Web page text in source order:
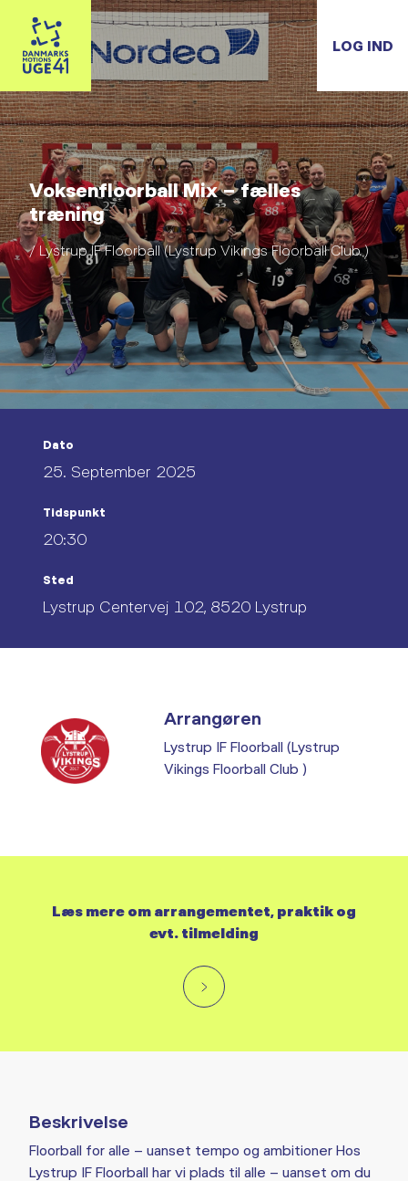
LOG IND
Voksenfloorball Mix – fælles
træning
/ Lystrup IF Floorball (Lystrup Vikings Floorball Club )
Dato
25. September 2025
Tidspunkt
20:30
Sted
Lystrup Centervej 102, 8520 Lystrup
Beskrivelse
Floorball for alle – uanset tempo og ambitioner Hos
Lystrup IF Floorball har vi plads til alle – uanset om du
Arrangøren
Lystrup IF Floorball (Lystrup
Vikings Floorball Club )
Læs mere om arrangementet, praktik og
evt. tilmelding